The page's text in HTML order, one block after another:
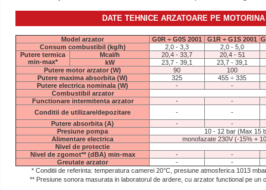
DATE TEHNICE ARZATOARE PE
Model arzator G0R ÷ G0S 2001 G1R ÷ G1S 2001
Consum combustibil (kg/h)
2,0 - 3,3
2,0 - 5,0
Putere termica
min-max*
Mcal/h 20,4 - 33,7
20,4 - 51
kW
23,7 - 39,1
23,7 - 39,1
Putere motor arzator (W)
90
100
Putere maxima absorbita (W)
325
455 ÷ 335
Putere electrica nominala (W)
-
-
Combustibil arzator
Functionare intermitenta arzator
-
-
Conditii de utilizare/depozitare
-
-
Putere absorbita (A)
-
-
Presiune pompa
10 - 12 bar (Max 15
Alimentare electrica
monofazate 230V (-15% +
Nivel de protectie
Nivel de zgomot** (dBA) min-max
-
-
Greutate arzator
-
-
* Conditii de referinta: temperatura camerei 20°C, presiune atmosferica 1013
** Presiune sonora masurata in laboratorul de ardere, cu arzator functional pe un